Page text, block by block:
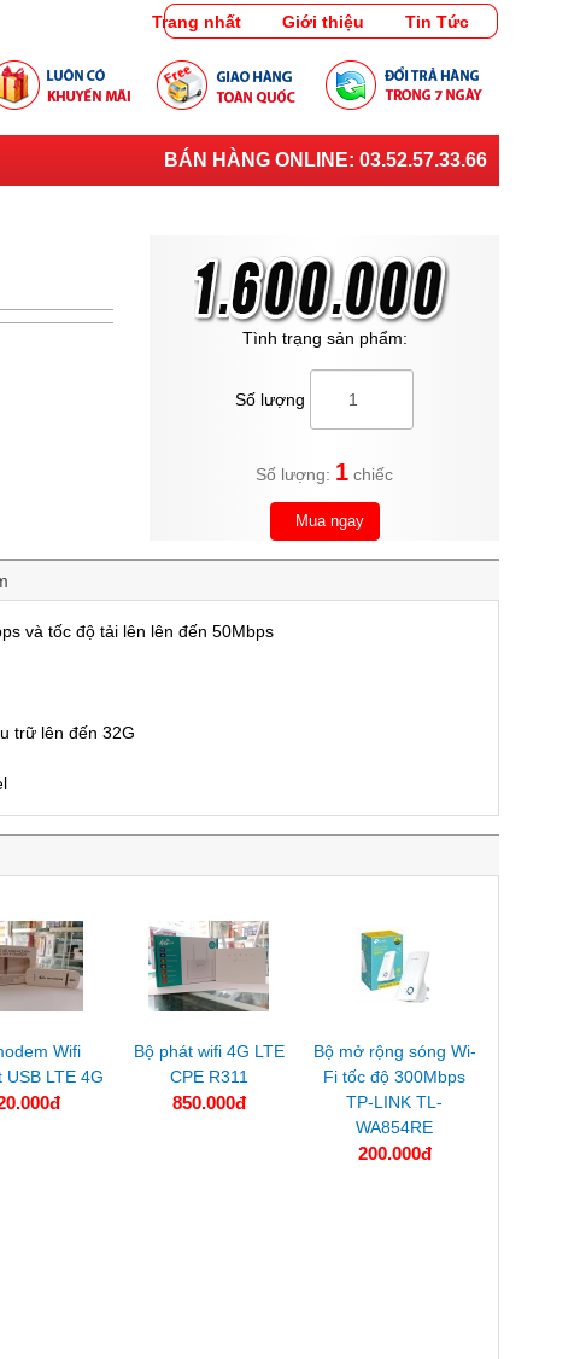
Trang nhất Giới thiệu Tin Tức
BÁN HÀNG ONLINE: 03.52.57.33.66
Tình trạng sản phẩm:
Số lượng
Số lượng: 1 chiếc
Mua ngay
và tốc độ tải lên lên đến 50Mbps
trữ lên đến 32G
Wifi
USB LTE 4G
Bộ phát wifi 4G LTE
CPE R311
850.000đ
Bộ mở rộng sóng Wi-
Fi tốc độ 300Mbps
TP-LINK TL-
WA854RE
200.000đ